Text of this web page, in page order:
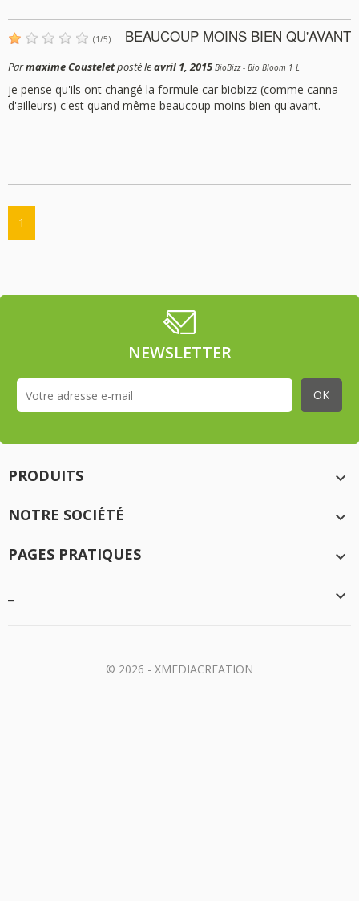
(1/5) BEAUCOUP MOINS BIEN QU'AVANT
Parmaxime Cousteletposté leavril 1, 2015 BioBizz - Bio Bloom 1 L
je pense qu'ils ont changé la formule car biobizz (comme canna
d'ailleurs) c'est quand même beaucoup moins bien qu'avant.
1
NEWSLETTER
PRODUITS

NOTRE SOCIÉTÉ

PAGES PRATIQUES


© 2026 - XMEDIACREATION